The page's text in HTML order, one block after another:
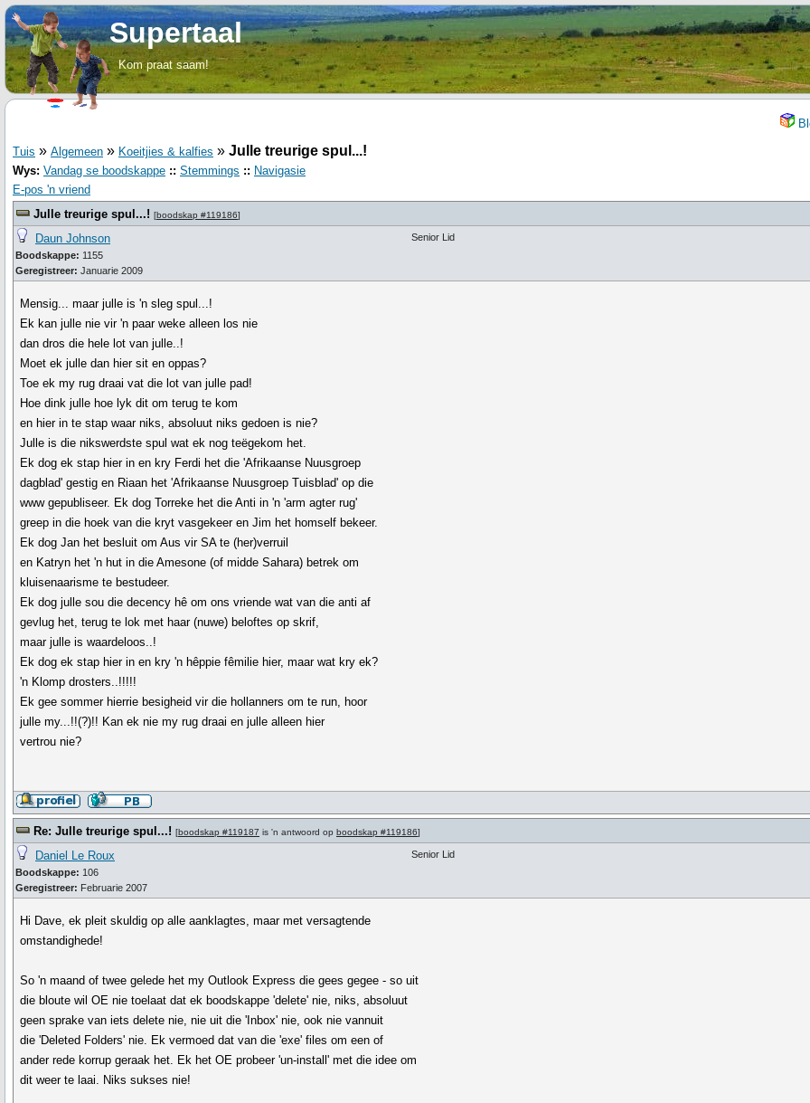
Supertaal
Kom praat saam!
Tuis » Algemeen » Koeitjies & kalfies » Julle treurige spul...!
Wys: Vandag se boodskappe :: Stemmings :: Navigasie
E-pos 'n vriend
Julle treurige spul...! [boodskap #119186]
Daun Johnson
Boodskappe: 1155
Geregistreer: Januarie 2009
Senior Lid
Mensig... maar julle is 'n sleg spul...!
Ek kan julle nie vir 'n paar weke alleen los nie
dan dros die hele lot van julle..!
Moet ek julle dan hier sit en oppas?
Toe ek my rug draai vat die lot van julle pad!
Hoe dink julle hoe lyk dit om terug te kom
en hier in te stap waar niks, absoluut niks gedoen is nie?
Julle is die nikswerdste spul wat ek nog teëgekom het.
Ek dog ek stap hier in en kry Ferdi het die 'Afrikaanse Nuusgroep
dagblad' gestig en Riaan het 'Afrikaanse Nuusgroep Tuisblad' op die
www gepubliseer. Ek dog Torreke het die Anti in 'n 'arm agter rug'
greep in die hoek van die kryt vasgekeer en Jim het homself bekeer.
Ek dog Jan het besluit om Aus vir SA te (her)verruil
en Katryn het 'n hut in die Amesone (of midde Sahara) betrek om
kluisenaarisme te bestudeer.
Ek dog julle sou die decency hê om ons vriende wat van die anti af
gevlug het, terug te lok met haar (nuwe) beloftes op skrif,
maar julle is waardeloos..!
Ek dog ek stap hier in en kry 'n hêppie fêmilie hier, maar wat kry ek?
'n Klomp drosters..!!!!!
Ek gee sommer hierrie besigheid vir die hollanners om te run, hoor
julle my...!!(?)!! Kan ek nie my rug draai en julle alleen hier
vertrou nie?
Re: Julle treurige spul...! [boodskap #119187 is 'n antwoord op boodskap #119186]
Daniel Le Roux
Boodskappe: 106
Geregistreer: Februarie 2007
Senior Lid
Hi Dave, ek pleit skuldig op alle aanklagtes, maar met versagtende
omstandighede!
So 'n maand of twee gelede het my Outlook Express die gees gegee - so uit
die bloute wil OE nie toelaat dat ek boodskappe 'delete' nie, niks, absoluut
geen sprake van iets delete nie, nie uit die 'Inbox' nie, ook nie vannuit
die 'Deleted Folders' nie. Ek vermoed dat van die 'exe' files om een of
ander rede korrup geraak het. Ek het OE probeer 'un-install' met die idee om
dit weer te laai. Niks sukses nie!